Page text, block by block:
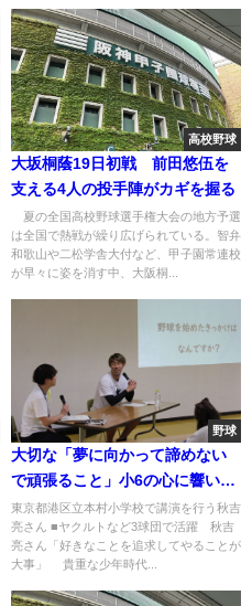
高校野球
大坂桐蔭19日初戦 前田悠伍を
支える4人の投手陣がカギを握る
夏の全国高校野球選手権大会の地方予選
は全国で熱戦が繰り広げられている。智弁
和歌山や二松学舎大付など、甲子園常連校
が早々に姿を消す中、大阪桐...
野球
大切な「夢に向かって諦めない
で頑張ること」小6の心に響いた
WBC戦士の講演
東京都港区立本村小学校で講演を行う秋吉
亮さん ■ヤクルトなど3球団で活躍 秋吉
亮さん「好きなことを追求してやることが
大事」 貴重な少年時代...